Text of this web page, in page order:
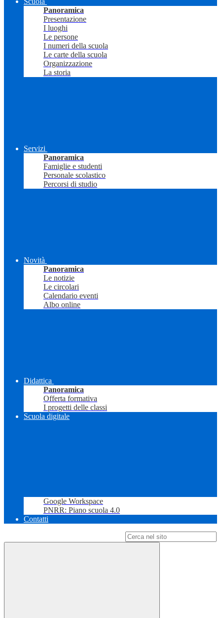
Panoramica
Presentazione
I luoghi
Le persone
I numeri della scuola
Le carte della scuola
Organizzazione
La storia
Servizi
Panoramica
Famiglie e studenti
Personale scolastico
Percorsi di studio
Novità
Panoramica
Le notizie
Le circolari
Calendario eventi
Albo online
Didattica
Panoramica
Offerta formativa
I progetti delle classi
Scuola digitale
Google Workspace
PNRR: Piano scuola 4.0
Contatti